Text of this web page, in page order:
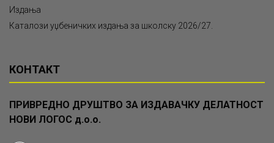
Издања
Каталози уџбеничких издања за школску 2026/27.
КОНТАКТ
ПРИВРЕДНО ДРУШТВО ЗА ИЗДАВАЧКУ ДЕЛАТНОСТ
НОВИ ЛОГОС д.о.о.